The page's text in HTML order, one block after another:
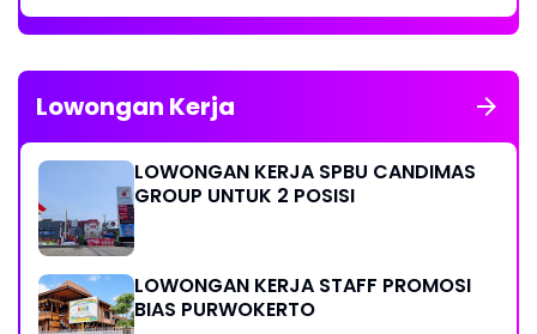
Lowongan Kerja
LOWONGAN KERJA SPBU CANDIMAS
GROUP UNTUK 2 POSISI
LOWONGAN KERJA STAFF PROMOSI
BIAS PURWOKERTO